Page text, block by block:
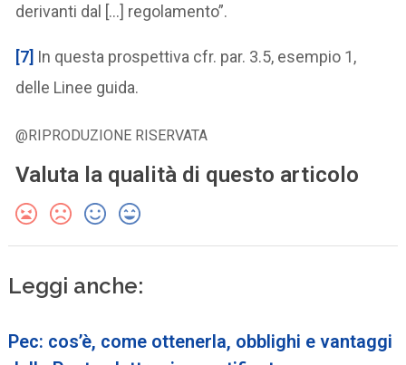
derivanti dal […] regolamento”.
[7] In questa prospettiva cfr. par. 3.5, esempio 1,
delle Linee guida.
@RIPRODUZIONE RISERVATA
Valuta la qualità di questo articolo
Leggi anche:
Pec: cos’è, come ottenerla, obblighi e vantaggi